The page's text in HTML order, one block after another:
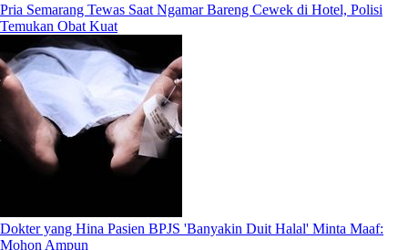
Pria Semarang Tewas Saat Ngamar Bareng Cewek di Hotel, Polisi
Temukan Obat Kuat
Dokter yang Hina Pasien BPJS 'Banyakin Duit Halal' Minta Maaf:
Mohon Ampun